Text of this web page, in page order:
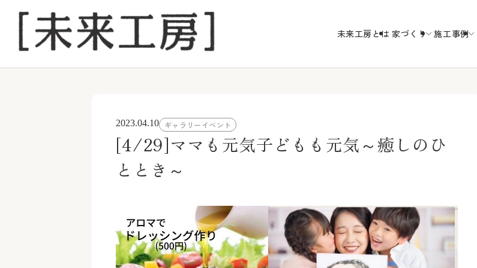
未来工房とは
未来工房の
家づくり 施工事例
2023.04.10 ギャラリーイベント
[4/29]ママも元気子どもも元気～癒しのひ
ととき～